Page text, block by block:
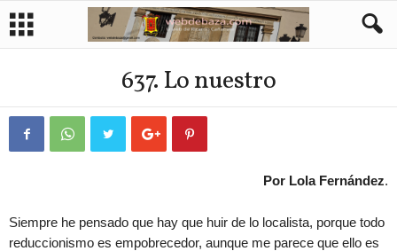
637. Lo nuestro
Por Lola Fernández.
Siempre he pensado que hay que huir de lo localista, porque todo
reduccionismo es empobrecedor, aunque me parece que ello es